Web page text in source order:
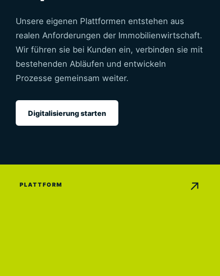
Unsere eigenen Plattformen entstehen aus
realen Anforderungen der Immobilienwirtschaft.
Wir führen sie bei Kunden ein, verbinden sie mit
bestehenden Abläufen und entwickeln
Prozesse gemeinsam weiter.
Digitalisierung starten
PLATTFORM ↗